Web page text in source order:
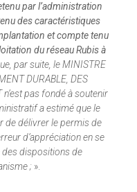
par l’administration
des caractéristiques
et compte tenu
du réseau Rubis à
par suite, le MINISTRE
DURABLE, DES
n’est pas fondé à soutenir
a estimé que le
de délivrer le permis de
d’appréciation en se
des dispositions de
; ».